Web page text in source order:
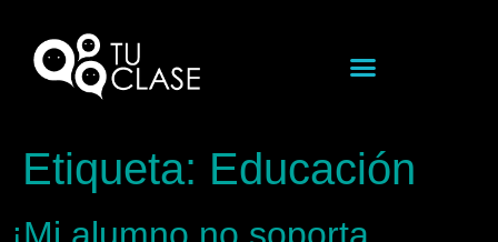
Etiqueta: Educación